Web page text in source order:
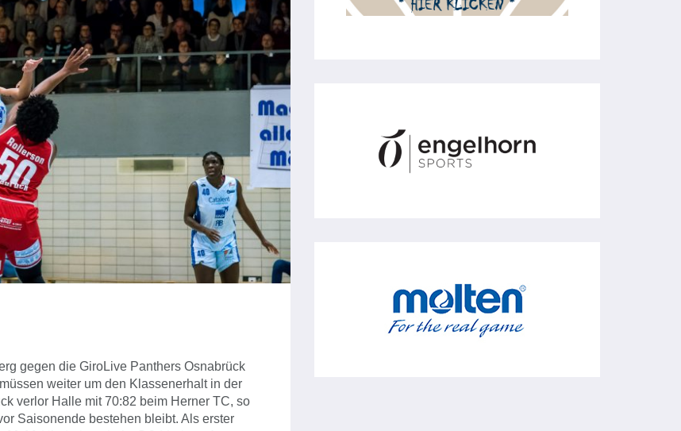
gegen die GiroLive Panthers Osnabrück
weiter um den Klassenerhalt in der
verlor Halle mit 70:82 beim Herner TC, so
Saisonende bestehen bleibt. Als erster